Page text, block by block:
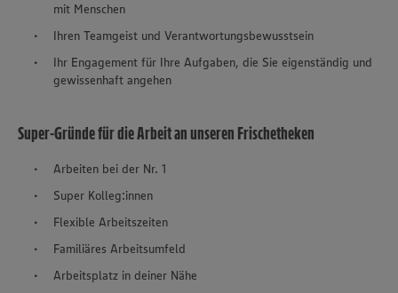
mit Menschen
Ihren Teamgeist und Verantwortungsbewusstsein
Ihr Engagement für Ihre Aufgaben, die Sie eigenständig und
gewissenhaft angehen
Super-Gründe für die Arbeit an unseren Frischetheken
Arbeiten bei der Nr. 1
Super Kolleg:innen
Flexible Arbeitszeiten
Familiäres Arbeitsumfeld
Arbeitsplatz in deiner Nähe